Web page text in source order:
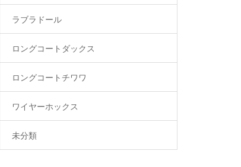
ラブラドール
ロングコートダックス
ロングコートチワワ
ワイヤーホックス
未分類